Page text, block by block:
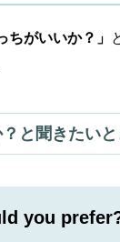
ちがいいか？」
と聞きたいと
you